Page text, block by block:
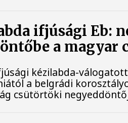
ifjúsági Eb:
a magyar
kézilabda-
a belgrádi
csütörtöki